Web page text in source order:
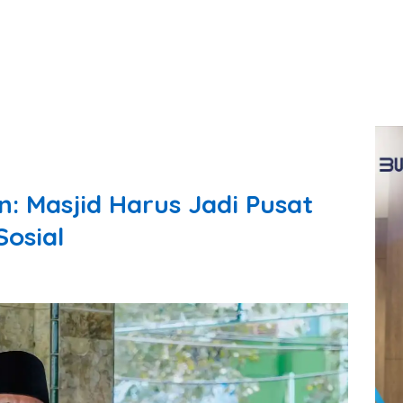
Masjid Harus Jadi Pusat